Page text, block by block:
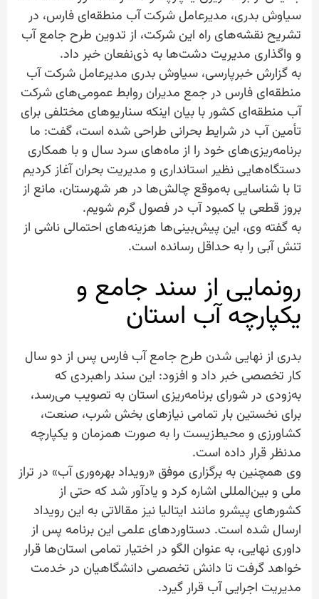
سیاوش بدری، مدیرعامل شرکت آب منطقه‌ای فارس، در
تشریح نقشه‌های راه این شرکت، از تدوین طرح جامع آب
و واگذاری مدیریت دشت‌ها به ذی‌نفعان خبر داد.
به گزارش خبرپارسی، سیاوش بدری مدیرعامل شرکت آب
منطقه‌ای فارس در جمع مدیران روابط عمومی‌های شرکت‌
آب منطقه‌ای کشور با بیان اینکه سناریوهای مختلفی برای
تأمین آب در شرایط بحرانی طراحی شده است، گفت: ما
برنامه‌ریزی‌های خود را از ماه‌های سرد سال و با همکاری
دستگاه‌هایی نظیر استانداری و مدیریت بحران آغاز کردیم
تا با شناسایی به‌موقع چالش‌ها در هر شهرستان، مانع از
بروز قطعی یا کمبود آب در فصول گرم شویم.
به گفته وی، این پیش‌بینی‌ها هزینه‌های احتمالی ناشی از
تنش آبی را به حداقل رسانده است.
رونمایی از سند جامع و
یکپارچه آب استان
بدری از نهایی شدن طرح جامع آب فارس پس از دو سال
کار تخصصی خبر داد و افزود: این سند راهبردی که
به‌زودی در شورای برنامه‌ریزی استان به تصویب می‌رسد،
برای نخستین بار تمامی نیازهای بخش شرب، صنعت،
کشاورزی و محیط‌زیست را به صورت همزمان و یکپارچه
مدنظر قرار داده است.
وی همچنین به برگزاری موفق «رویداد بهره‌وری آب» در تراز
ملی و بین‌المللی اشاره کرد و یادآور شد که حتی از
کشورهای پیشرو مانند ایتالیا نیز مقالاتی به این رویداد
ارسال شده است. دستاوردهای علمی این برنامه پس از
داوری نهایی، به عنوان الگو در اختیار تمامی استان‌ها قرار
خواهد گرفت تا دانش تخصصی دانشگاهیان در خدمت
مدیریت اجرایی آب قرار گیرد.